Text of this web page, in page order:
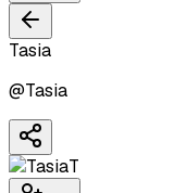
Tasia
@Tasia
T